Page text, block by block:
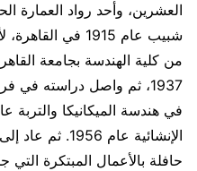
العشرين، وأحد رواد العمارة
شبيب عام 1915 في
من كلية الهندسة بجامعة
1937، ثم واصل دراسته
الإنشائية عام
حافلة بالأعمال المبتكرة